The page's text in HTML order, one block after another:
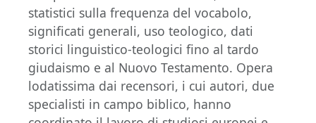
statistici sulla frequenza del vocabolo,
significati generali, uso teologico, dati
storici linguistico-teologici fino al tardo
giudaismo e al Nuovo Testamento. Opera
lodatissima dai recensori, i cui autori, due
specialisti in campo biblico, hanno